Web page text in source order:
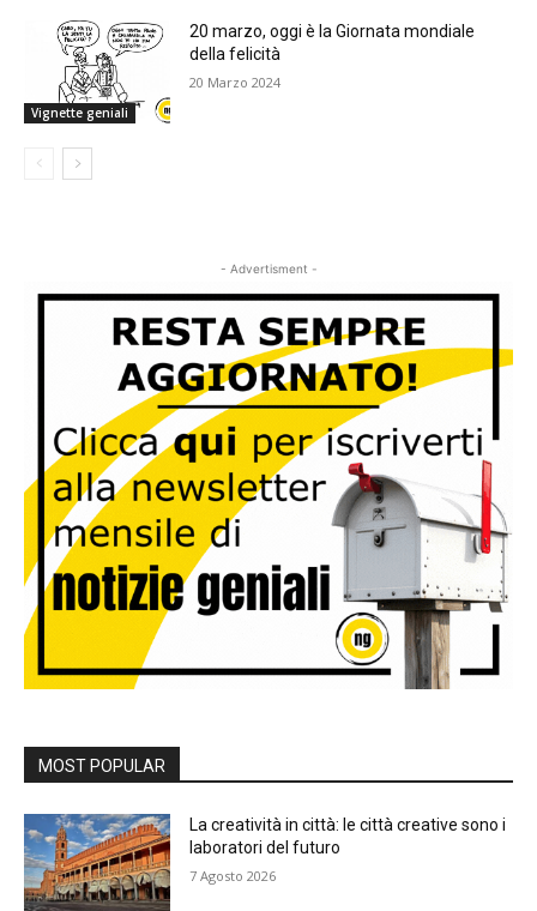
Vignette geniali
20 marzo, oggi è la Giornata mondiale
della felicità
20 Marzo 2024
- Advertisment -
MOST POPULAR
La creatività in città: le città creative sono i
laboratori del futuro
7 Agosto 2026